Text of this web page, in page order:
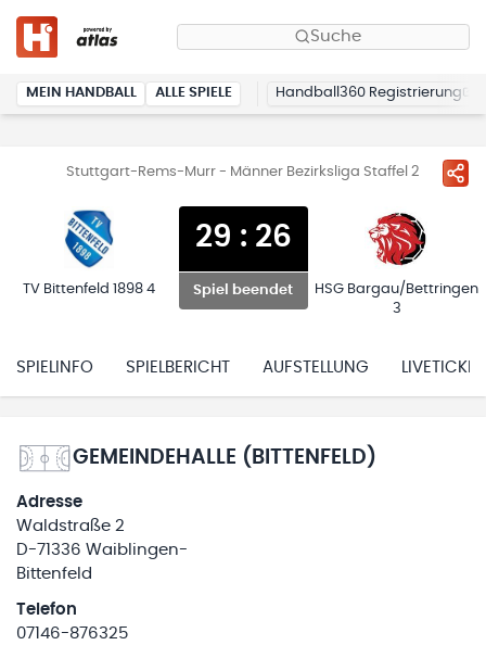
Suche
MEIN HANDBALL ALLE SPIELE Handball360 Registrierung
Stuttgart-Rems-Murr - Männer Bezirksliga Staffel 2
TV Bittenfeld 1898 4
29 : 26
Spiel beendet
HSG Bargau/Bettringen
3
SPIELINFO SPIELBERICHT AUFSTELLUNG LIVETICKER
GEMEINDEHALLE (BITTENFELD)
Adresse
Waldstraße 2
D-71336 Waiblingen-
Bittenfeld
Telefon
07146-876325